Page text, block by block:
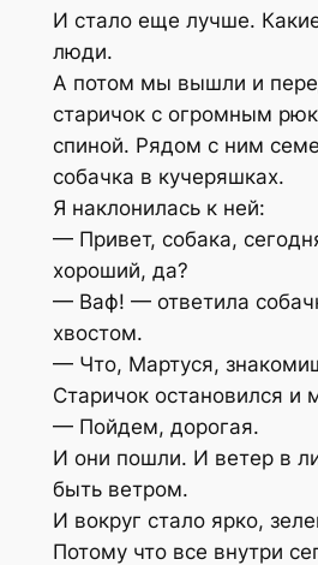
И стало еще лучше.
люди.
А потом мы вышли и
старичок с огромным
спиной. Рядом с ним
собачка в кучеряшках.
Я наклонилась к ней:
— Привет, собака,
хороший, да?
— Ваф! — ответила
хвостом.
— Что, Мартуся,
Старичок остановился и
— Пойдем, дорогая.
И они пошли. И ветер в
быть ветром.
И вокруг стало ярко,
Потому что все внутри